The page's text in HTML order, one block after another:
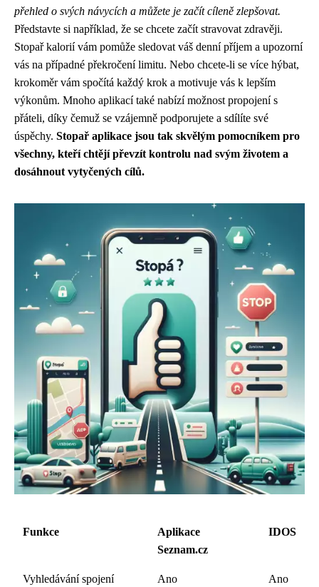
přehled o svých návycích a můžete je začít cíleně zlepšovat.
Představte si například, že se chcete začít stravovat zdravěji.
Stopař kalorií vám pomůže sledovat váš denní příjem a upozorní
vás na případné překročení limitu. Nebo chcete-li se více hýbat,
krokoměr vám spočítá každý krok a motivuje vás k lepším
výkonům. Mnoho aplikací také nabízí možnost propojení s
přáteli, díky čemuž se vzájemně podporujete a sdílíte své
úspěchy. Stopař aplikace jsou tak skvělým pomocníkem pro
všechny, kteří chtějí převzít kontrolu nad svým životem a
dosáhnout vytyčených cílů.
Funkce
Aplikace
Seznam.cz
IDOS
Vyhledávání spojení
Ano Ano